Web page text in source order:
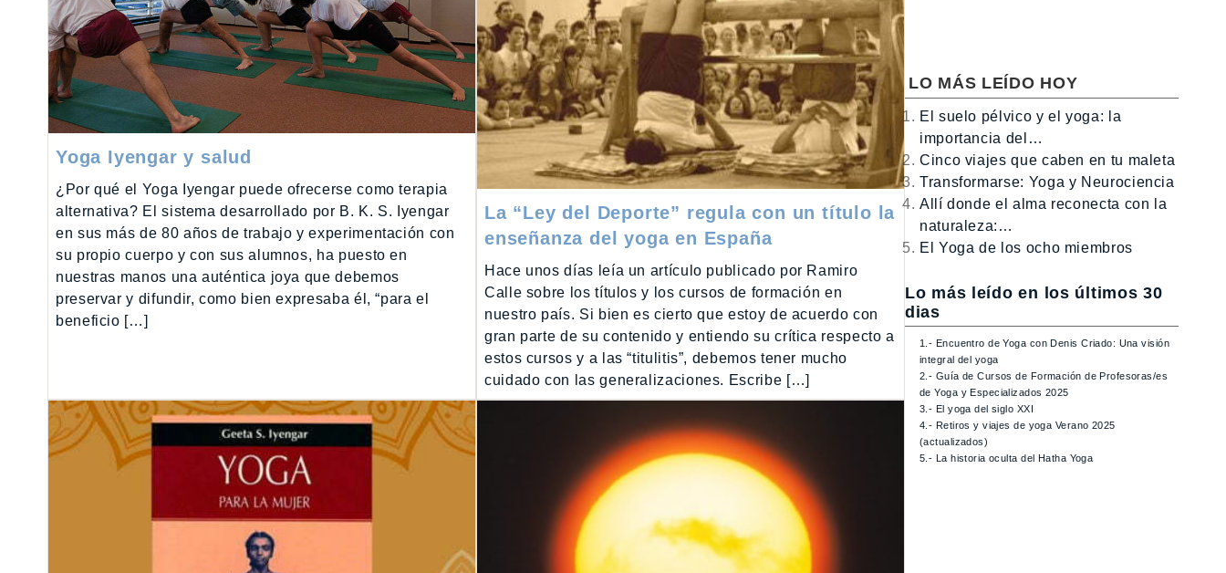
Yoga Iyengar y salud
¿Por qué el Yoga Iyengar puede ofrecerse como terapia
alternativa? El sistema desarrollado por B. K. S. Iyengar
en sus más de 80 años de trabajo y experimentación con
su propio cuerpo y con sus alumnos, ha puesto en
nuestras manos una auténtica joya que debemos
preservar y difundir, como bien expresaba él, “para el
beneficio […]
La “Ley del Deporte” regula con un título la
enseñanza del yoga en España
Hace unos días leía un artículo publicado por Ramiro
Calle sobre los títulos y los cursos de formación en
nuestro país. Si bien es cierto que estoy de acuerdo con
gran parte de su contenido y entiendo su crítica respecto a
estos cursos y a las “titulitis”, debemos tener mucho
cuidado con las generalizaciones. Escribe […]
LO MÁS LEÍDO HOY
El suelo pélvico y el yoga: la
importancia del…
Cinco viajes que caben en tu maleta
Transformarse: Yoga y Neurociencia
Allí donde el alma reconecta con la
naturaleza:…
El Yoga de los ocho miembros
Lo más leído en los últimos 30
dias
1.- Encuentro de Yoga con Denis Criado: Una visión
integral del yoga
2.- Guía de Cursos de Formación de Profesoras/es
de Yoga y Especializados 2025
3.- El yoga del siglo XXI
4.- Retiros y viajes de yoga Verano 2025
(actualizados)
5.- La historia oculta del Hatha Yoga